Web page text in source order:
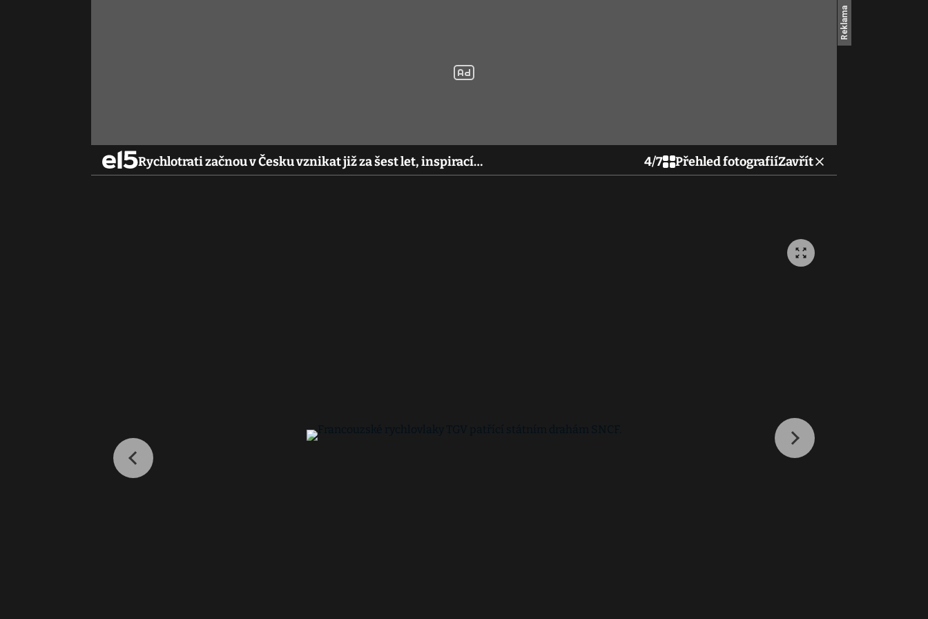
Rychlotrati začnou v Česku vznikat již za šest let, inspirací… 4/7 Přehled fotografiíZavřít